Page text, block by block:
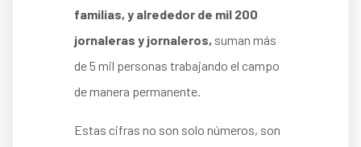
familias, y alrededor de mil 200
jornaleras y jornaleros, suman más
de 5 mil personas trabajando el campo
de manera permanente.
Estas cifras no son solo números, son